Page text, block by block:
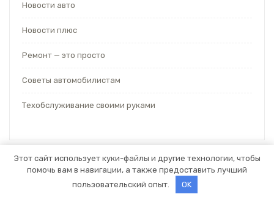
Новости авто
Новости плюс
Ремонт — это просто
Советы автомобилистам
Техобслуживание своими руками
Тема WordPress для автосервиса от Themespride
Этот сайт использует куки-файлы и другие технологии, чтобы
помочь вам в навигации, а также предоставить лучший
пользовательский опыт.
OK